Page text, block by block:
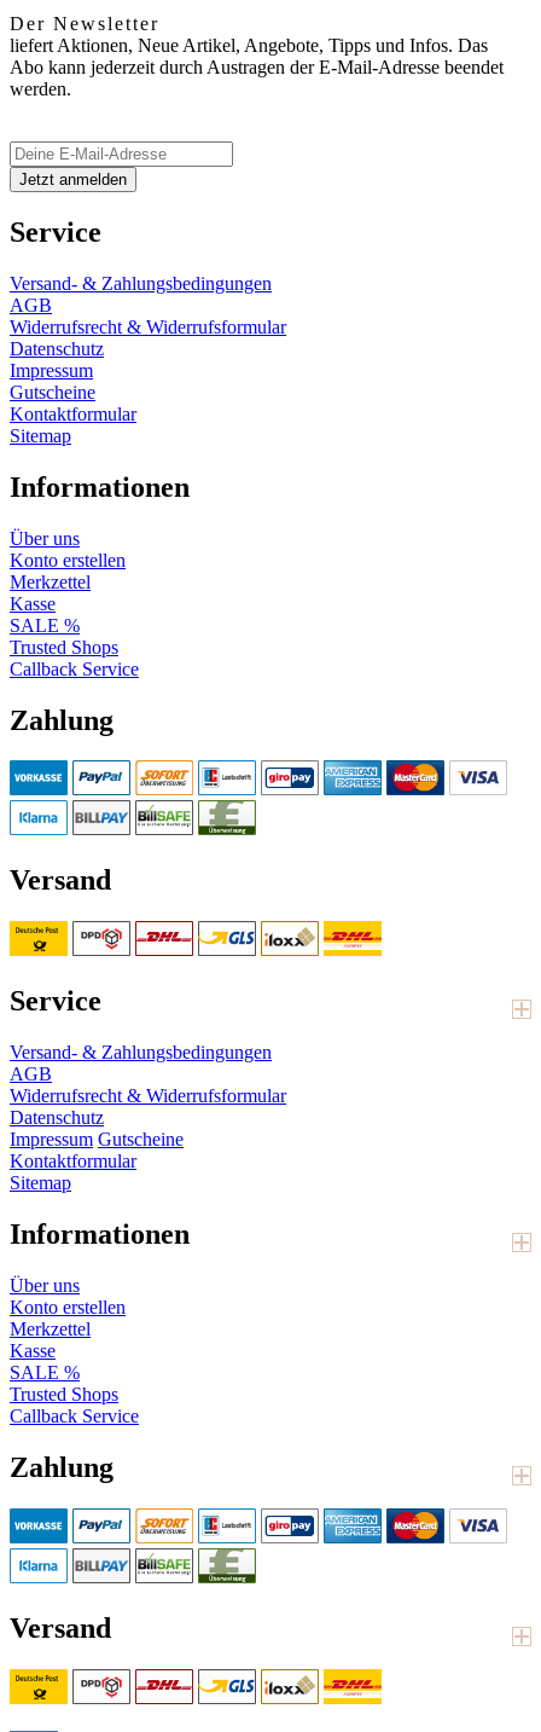
Der Newsletter
liefert Aktionen, Neue Artikel, Angebote, Tipps und Infos. Das
Abo kann jederzeit durch Austragen der E-Mail-Adresse beendet
werden.
Service
Versand- & Zahlungsbedingungen
AGB
Widerrufsrecht & Widerrufsformular
Datenschutz
Impressum
Gutscheine
Kontaktformular
Sitemap
Informationen
Über uns
Konto erstellen
Merkzettel
Kasse
SALE %
Trusted Shops
Callback Service
Zahlung
Versand
Service
Versand- & Zahlungsbedingungen
AGB
Widerrufsrecht & Widerrufsformular
Datenschutz
Impressum Gutscheine
Kontaktformular
Sitemap
Informationen
Über uns
Konto erstellen
Merkzettel
Kasse
SALE %
Trusted Shops
Callback Service
Zahlung
Versand